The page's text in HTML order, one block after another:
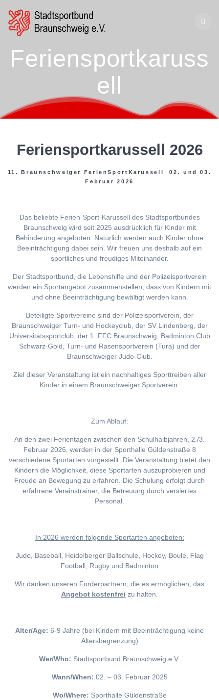
Feriensportkaruss
ell
Feriensportkarussell 2026
11. Braunschweiger FerienSportKarussell 02. und 03.
Februar 2026
Das beliebte Ferien-Sport-Karussell des Stadtsportbundes
Braunschweig wird seit 2025 ausdrücklich für Kinder mit
Behinderung angeboten. Natürlich werden auch Kinder ohne
Beeinträchtigung dabei sein. Wir freuen uns deshalb auf ein
sportliches und freudiges Miteinander.
Der Stadtsportbund, die Lebenshilfe und der Polizeisportverein
werden ein Sportangebot zusammenstellen, dass von Kindern mit
und ohne Beeinträchtigung bewältigt werden kann.
Beteiligte Sportvereine sind der Polizeisportverein, der
Braunschweiger Turn- und Hockeyclub, der SV Lindenberg, der
Universitätssportclub, der 1. FFC Braunschweig, Badminton Club
Schwarz-Gold, Turn- und Rasensportverein (Tura) und der
Braunschweiger Judo-Club.
Ziel dieser Veranstaltung ist ein nachhaltiges Sporttreiben aller
Kinder in einem Braunschweiger Sportverein.
Zum Ablauf:
An den zwei Ferientagen zwischen den Schulhalbjahren, 2./3.
Februar 2026, werden in der Sporthalle Güldenstraße 8
verschiedene Sportarten vorgestellt. Die Veranstaltung bietet den
Kindern die Möglichkeit, diese Sportarten auszuprobieren und
Freude an Bewegung zu erfahren. Die Schulung erfolgt durch
erfahrene Vereinstrainer, die Betreuung durch versiertes
Personal.
In 2026 werden folgende Sportarten angeboten:
Judo, Baseball, Heidelberger Ballschule, Hockey, Boule, Flag
Football, Rugby und Badminton
Wir danken unseren Förderpartnern, die es ermöglichen, das
Angebot kostenfrei zu halten.
Alter/Age: 6-9 Jahre (bei Kindern mit Beeinträchtigung keine
Altersbegrenzung)
Wer/Who: Stadtsportbund Braunschweig e.V.
Wann/When: 02. – 03. Februar 2025
Wo/Where: Sporthalle Güldenstraße